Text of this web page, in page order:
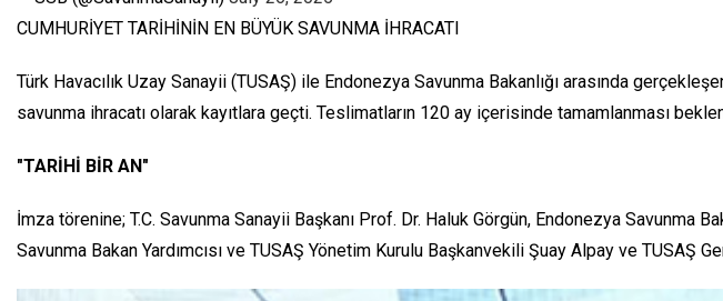
CUMHURİYET TARİHİNİN EN BÜYÜK SAVUNMA İHRACATI
Türk Havacılık Uzay Sanayii (TUSAŞ) ile Endonezya Savunma Bakanlığı arasında
savunma ihracatı olarak kayıtlara geçti. Teslimatların 120 ay içerisinde tamamlanması
"TARİHİ BİR AN"
İmza törenine; T.C. Savunma Sanayii Başkanı Prof. Dr. Haluk Görgün, Endonezya Savunma
Savunma Bakan Yardımcısı ve TUSAŞ Yönetim Kurulu Başkanvekili Şuay Alpay ve TUSAŞ